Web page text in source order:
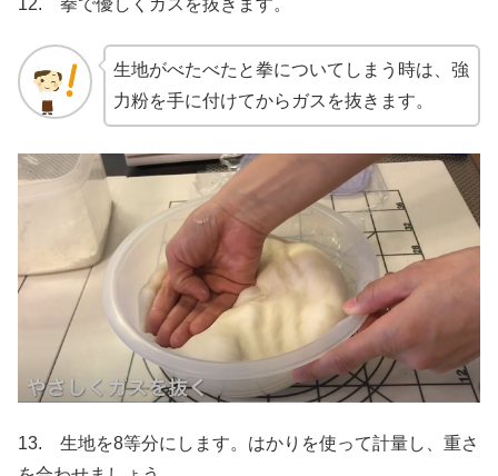
生地がべたべたと拳についてしまう時は、強
力粉を手に付けてからガスを抜きます。
13. 生地を8等分にします。はかりを使って計量し、重さ